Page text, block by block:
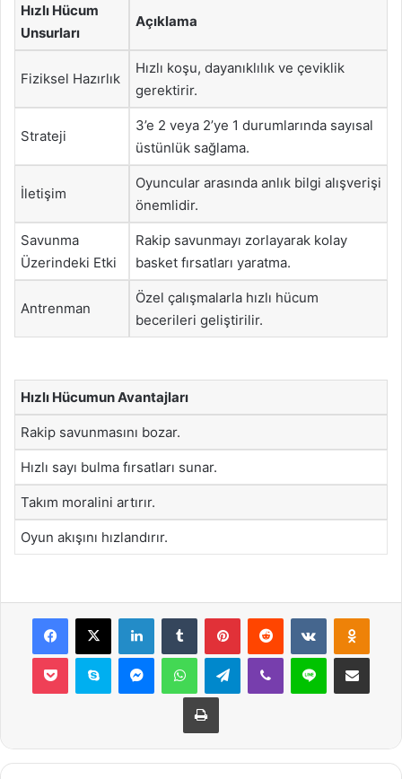
Hızlı Hücum
Unsurları
Açıklama
Fiziksel Hazırlık
Hızlı koşu, dayanıklılık ve çeviklik
gerektirir.
Strateji
3’e 2 veya 2’ye 1 durumlarında sayısal
üstünlük sağlama.
İletişim
Oyuncular arasında anlık bilgi alışverişi
önemlidir.
Savunma
Üzerindeki Etki
Rakip savunmayı zorlayarak kolay
basket fırsatları yaratma.
Antrenman
Özel çalışmalarla hızlı hücum
becerileri geliştirilir.
Hızlı Hücumun Avantajları
Rakip savunmasını bozar.
Hızlı sayı bulma fırsatları sunar.
Takım moralini artırır.
Oyun akışını hızlandırır.
Facebook
X LinkedInTumblr PinterestReddit VKontakte
Pocket Skype MessengerWhatsAppTelegramViber Line E-Posta ile
Yazdır